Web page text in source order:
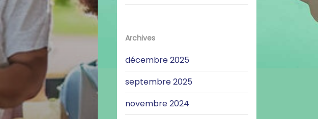
Archives
décembre 2025
septembre 2025
novembre 2024